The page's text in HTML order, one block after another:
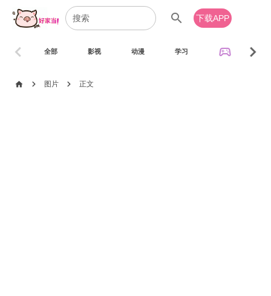
search 下载APP
全部 影视 动漫 学习 sports_esports
chevron_left chevron_right
home chevron_right 图片 chevron_right 正文